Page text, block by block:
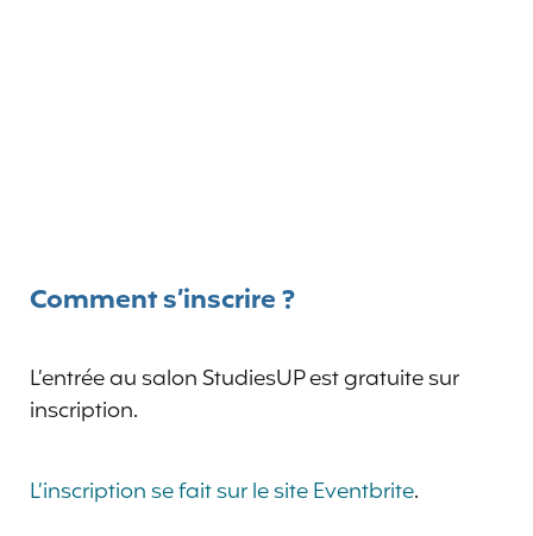
Comment s’inscrire ?
L’entrée au salon StudiesUP est gratuite sur
inscription.
L’inscription se fait sur le site Eventbrite.